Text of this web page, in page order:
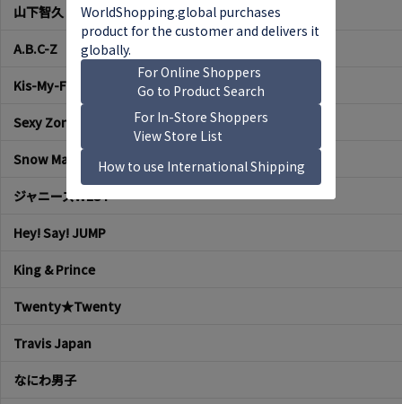
山下智久
A.B.C-Z
Kis-My-Ft2
Sexy Zone
Snow Man
ジャニーズWEST
Hey! Say! JUMP
King & Prince
Twenty★Twenty
Travis Japan
なにわ男子